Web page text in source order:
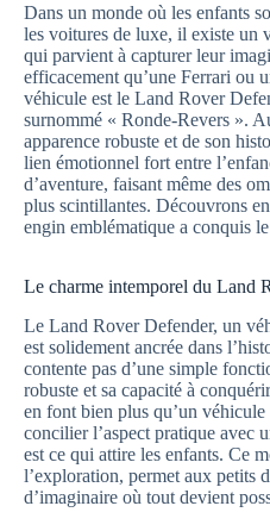
Dans un monde où les enfants
les voitures de luxe, il existe un
qui parvient à capturer leur
efficacement qu’une Ferrari ou
véhicule est le Land Rover
surnommé « Ronde-Revers ».
apparence robuste et de son
lien émotionnel fort entre
d’aventure, faisant même des
plus scintillantes. Découvrons
engin emblématique a conquis
Le charme intemporel du Land
Le Land Rover Defender, un
est solidement ancrée dans
contente pas d’une simple
robuste et sa capacité à
en font bien plus qu’un
concilier l’aspect pratique avec
est ce qui attire les enfants. Ce
l’exploration, permet aux petits
d’imaginaire où tout devient